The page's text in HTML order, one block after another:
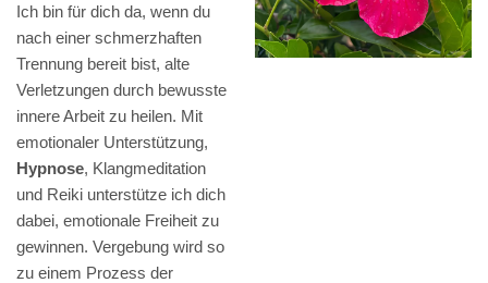
Ich bin für dich da, wenn du
nach einer schmerzhaften
Trennung bereit bist, alte
Verletzungen durch bewusste
innere Arbeit zu heilen. Mit
emotionaler Unterstützung,
Hypnose, Klangmeditation
und Reiki unterstütze ich dich
dabei, emotionale Freiheit zu
gewinnen. Vergebung wird so
zu einem Prozess der